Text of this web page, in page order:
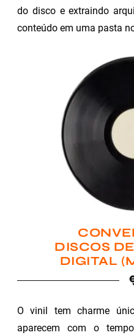
do disco e extraindo
conteúdo em uma pasta
DISCOS
DIGITAL
O vinil tem charme
aparecem com o